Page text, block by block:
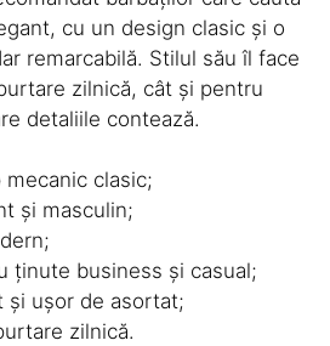
cu un design clasic și o
remarcabilă. Stilul său îl face
zilnică, cât și pentru
detaliile contează.
clasic;
și masculin;
ținute business și casual;
și ușor de asortat;
zilnică.